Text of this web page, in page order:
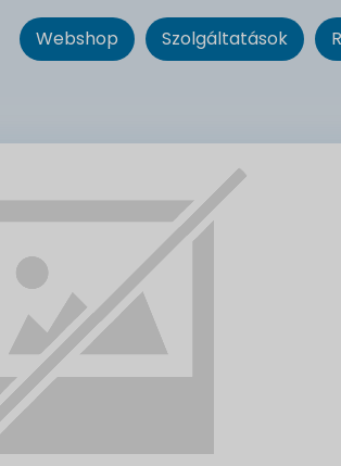
Webshop Szolgáltatások